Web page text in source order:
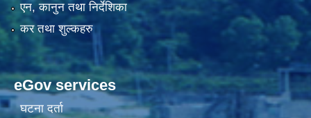
एन, कानुन तथा निर्देशिका
कर तथा शुल्कहरु
eGov services
घटना दर्ता